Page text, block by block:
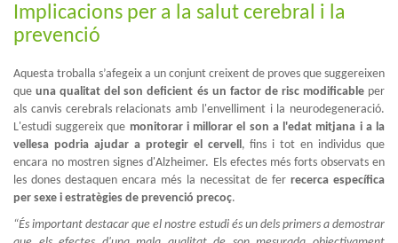
Implicacions per a la salut cerebral i la
prevenció
Aquesta troballa s’afegeix a un conjunt creixent de proves que suggereixen
queuna qualitat del son deficient és un factor de risc modificableper
als canvis cerebrals relacionats amb l'envelliment i la neurodegeneració.
L'estudi suggereix que monitorar i millorar el son a l'edat mitjana i a la
vellesa podria ajudar a protegir el cervell, fins i tot en individus que
encara no mostren signes d'Alzheimer. Els efectes més forts observats en
les dones destaquen encara més la necessitat de fer recerca específica
per sexe i estratègies de prevenció precoç.
“És important destacar que el nostre estudi és un dels primers a demostrar